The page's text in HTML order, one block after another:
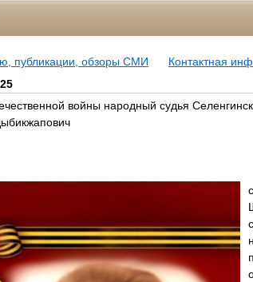
публикации, обзоры СМИ
Контактная
войны народный судья